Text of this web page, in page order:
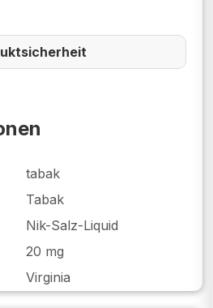
tabak
Tabak
Nik-Salz-Liquid
20 mg
Virginia